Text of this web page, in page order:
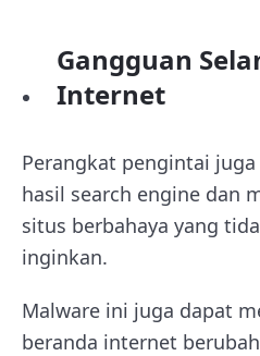
Gangguan
Internet
Perangkat pengintai
hasil search engine dan
situs berbahaya yang
inginkan.
Malware ini juga dapat
beranda internet